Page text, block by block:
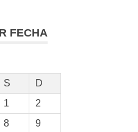
FECHA
S
D
1
2
8
9